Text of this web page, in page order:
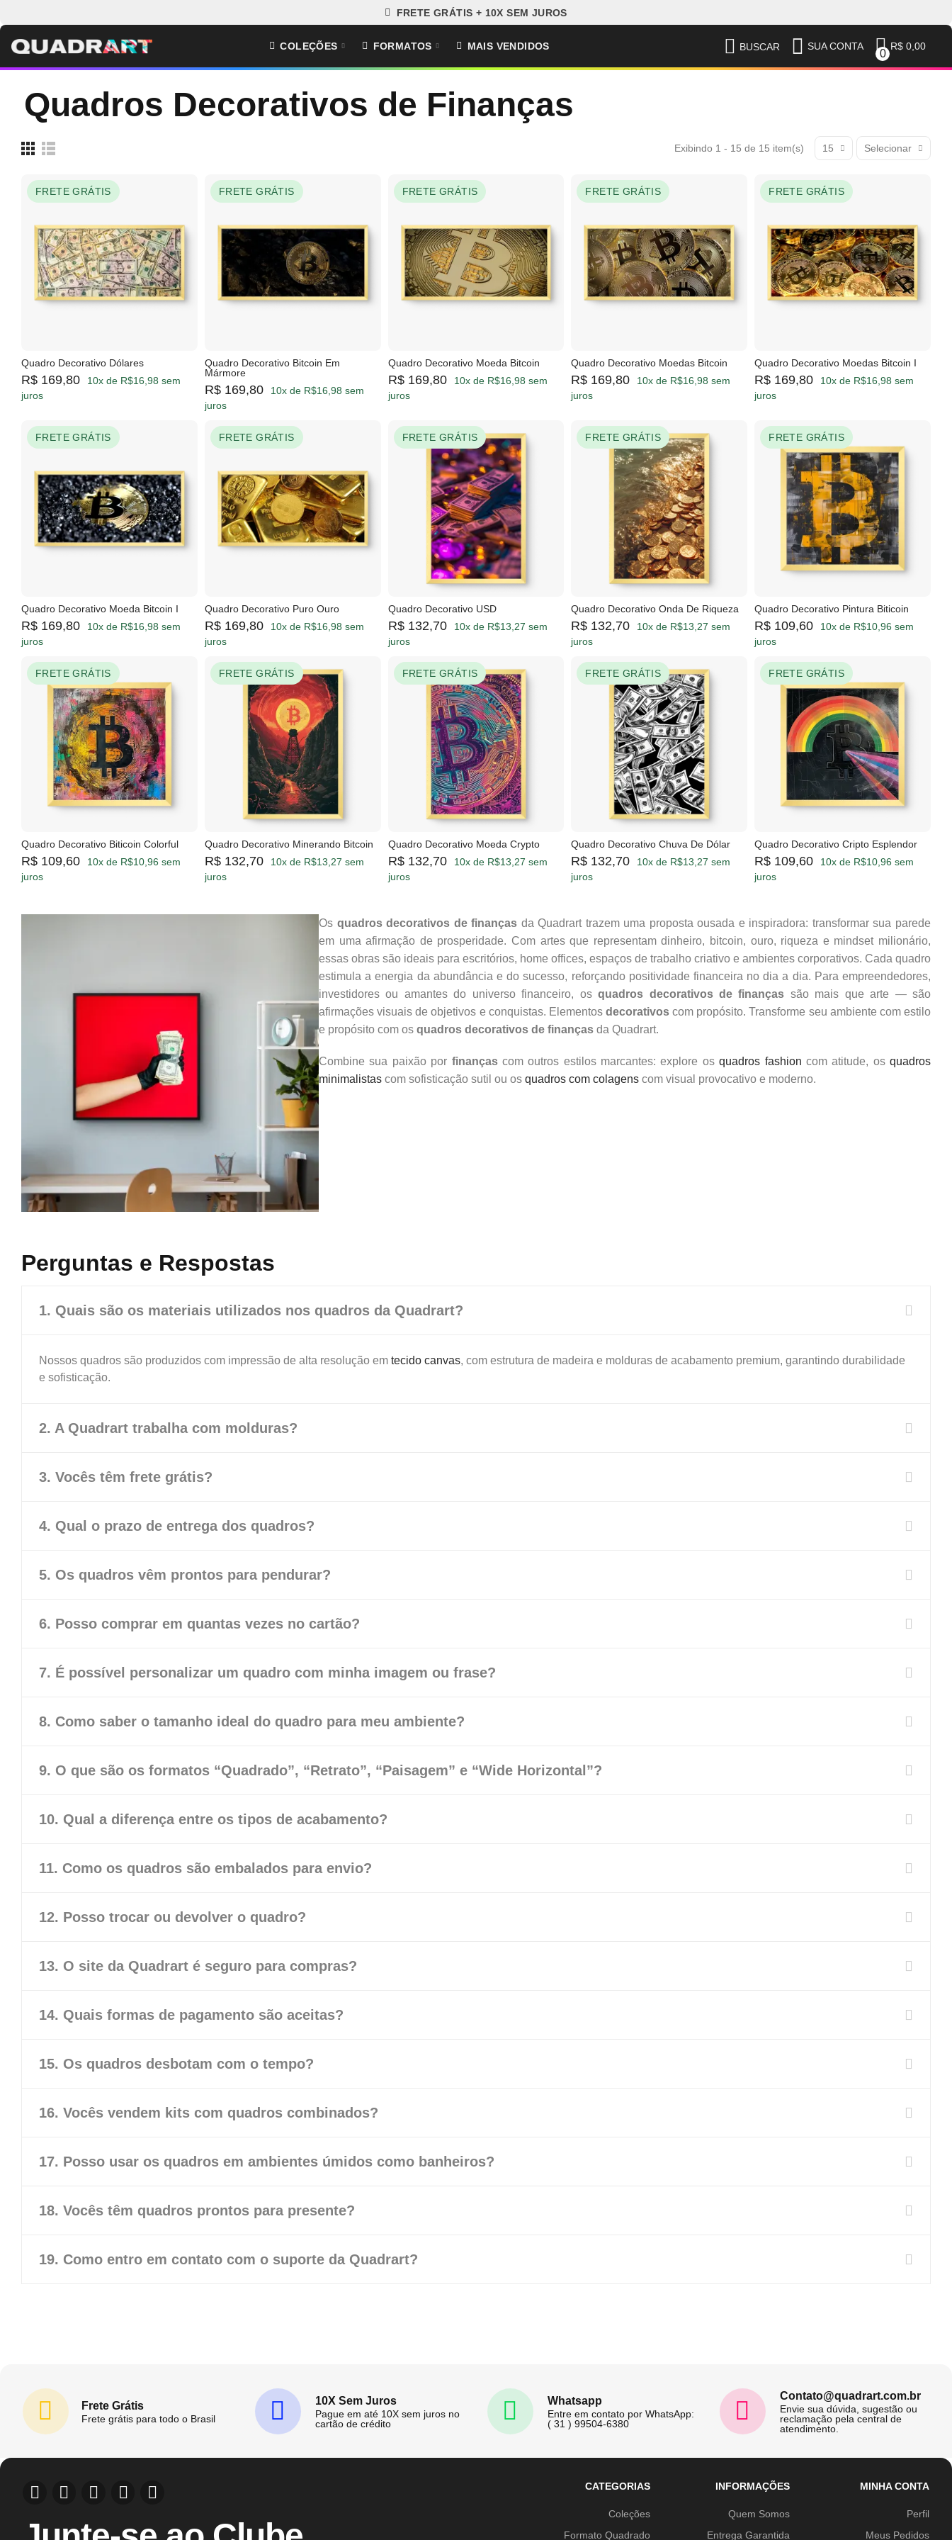
FRETE GRÁTIS + 10X SEM JUROS
COLEÇÕES FORMATOS MAIS VENDIDOS BUSCAR SUA CONTA
0
R$ 0,00
Quadros Decorativos de Finanças
Exibindo 1 - 15 de 15 item(s) 15 Selecionar
FRETE GRÁTIS
Quadro Decorativo Dólares
R$ 169,80
10x de R$16,98 sem
juros
FRETE GRÁTIS
Quadro Decorativo Bitcoin Em
Mármore
R$ 169,80
10x de R$16,98 sem
juros
FRETE GRÁTIS
Quadro Decorativo Moeda Bitcoin
R$ 169,80
10x de R$16,98 sem
juros
FRETE GRÁTIS
Quadro Decorativo Moedas Bitcoin
R$ 169,80
10x de R$16,98 sem
juros
FRETE GRÁTIS
Quadro Decorativo Moedas Bitcoin I
R$ 169,80
10x de R$16,98 sem
juros
FRETE GRÁTIS
Quadro Decorativo Moeda Bitcoin I
R$ 169,80
10x de R$16,98 sem
juros
FRETE GRÁTIS
Quadro Decorativo Puro Ouro
R$ 169,80
10x de R$16,98 sem
juros
FRETE GRÁTIS
Quadro Decorativo USD
R$ 132,70
10x de R$13,27 sem
juros
FRETE GRÁTIS
Quadro Decorativo Onda De Riqueza
R$ 132,70
10x de R$13,27 sem
juros
FRETE GRÁTIS
Quadro Decorativo Pintura Biticoin
R$ 109,60
10x de R$10,96 sem
juros
FRETE GRÁTIS
Quadro Decorativo Biticoin Colorful
R$ 109,60
10x de R$10,96 sem
juros
FRETE GRÁTIS
Quadro Decorativo Minerando Bitcoin
R$ 132,70
10x de R$13,27 sem
juros
FRETE GRÁTIS
Quadro Decorativo Moeda Crypto
R$ 132,70
10x de R$13,27 sem
juros
FRETE GRÁTIS
Quadro Decorativo Chuva De Dólar
R$ 132,70
10x de R$13,27 sem
juros
FRETE GRÁTIS
Quadro Decorativo Cripto Esplendor
R$ 109,60
10x de R$10,96 sem
juros
Os quadros decorativos de finanças da Quadrart trazem uma proposta ousada e inspiradora: transformar sua parede
em uma afirmação de prosperidade. Com artes que representam dinheiro, bitcoin, ouro, riqueza e mindset milionário,
essas obras são ideais para escritórios, home offices, espaços de trabalho criativo e ambientes corporativos. Cada quadro
estimula a energia da abundância e do sucesso, reforçando positividade financeira no dia a dia. Para empreendedores,
investidores ou amantes do universo financeiro, osquadros decorativos de finanças são mais que arte — são
afirmações visuais de objetivos e conquistas. Elementos decorativos com propósito. Transforme seu ambiente com estilo
e propósito com os quadros decorativos de finanças da Quadrart.
Combine sua paixão por finançascom outros estilos marcantes: explore osquadros fashion com atitude, os quadros
minimalistas com sofisticação sutil ou os quadros com colagens com visual provocativo e moderno.
Perguntas e Respostas
1. Quais são os materiais utilizados nos quadros da Quadrart?
Nossos quadros são produzidos com impressão de alta resolução em tecido canvas, com estrutura de madeira e molduras de acabamento premium, garantindo durabilidade
e sofisticação.
2. A Quadrart trabalha com molduras?
3. Vocês têm frete grátis?
4. Qual o prazo de entrega dos quadros?
5. Os quadros vêm prontos para pendurar?
6. Posso comprar em quantas vezes no cartão?
7. É possível personalizar um quadro com minha imagem ou frase?
8. Como saber o tamanho ideal do quadro para meu ambiente?
9. O que são os formatos “Quadrado”, “Retrato”, “Paisagem” e “Wide Horizontal”?
10. Qual a diferença entre os tipos de acabamento?
11. Como os quadros são embalados para envio?
12. Posso trocar ou devolver o quadro?
13. O site da Quadrart é seguro para compras?
14. Quais formas de pagamento são aceitas?
15. Os quadros desbotam com o tempo?
16. Vocês vendem kits com quadros combinados?
17. Posso usar os quadros em ambientes úmidos como banheiros?
18. Vocês têm quadros prontos para presente?
19. Como entro em contato com o suporte da Quadrart?
Frete Grátis
Frete grátis para todo o Brasil
10X Sem Juros
Pague em até 10X sem juros no
cartão de crédito
Whatsapp
Entre em contato por WhatsApp:
( 31 ) 99504-6380
Contato@quadrart.com.br
Envie sua dúvida, sugestão ou
reclamação pela central de
atendimento.
CATEGORIAS
Coleções
Formato Quadrado
INFORMAÇÕES
Quem Somos
Entrega Garantida
MINHA CONTA
Perfil
Meus Pedidos